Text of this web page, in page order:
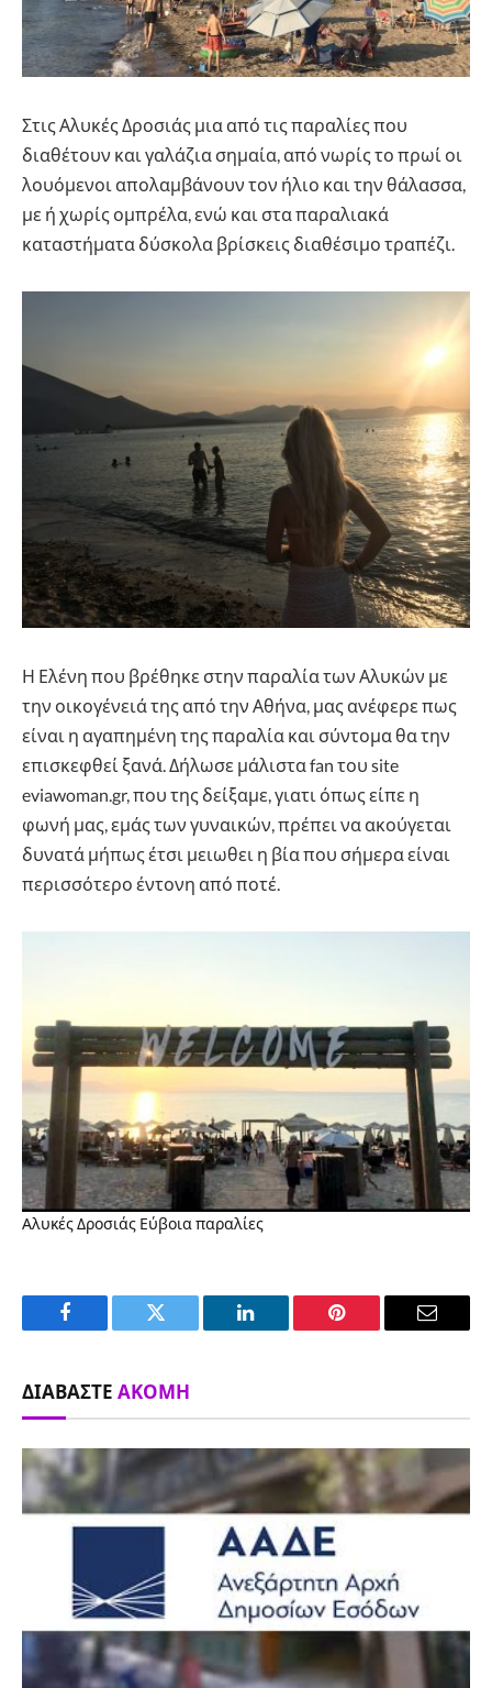
Στις Αλυκές Δροσιάς μια από τις παραλίες που
διαθέτουν και γαλάζια σημαία, από νωρίς το πρωί οι
λουόμενοι απολαμβάνουν τον ήλιο και την θάλασσα,
με ή χωρίς ομπρέλα, ενώ και στα παραλιακά
καταστήματα δύσκολα βρίσκεις διαθέσιμο τραπέζι.
Η Ελένη που βρέθηκε στην παραλία των Αλυκών με
την οικογένειά της από την Αθήνα, μας ανέφερε πως
είναι η αγαπημένη της παραλία και σύντομα θα την
επισκεφθεί ξανά. Δήλωσε μάλιστα fan του site
eviawoman.gr, που της δείξαμε, γιατι όπως είπε η
φωνή μας, εμάς των γυναικών, πρέπει να ακούγεται
δυνατά μήπως έτσι μειωθει η βία που σήμερα είναι
περισσότερο έντονη από ποτέ.
Αλυκές Δροσιάς Εύβοια παραλίες
Facebook Twitter LinkedIn Pinterest Email
ΔΙΑΒΆΣΤΕ ΑΚΌΜΗ